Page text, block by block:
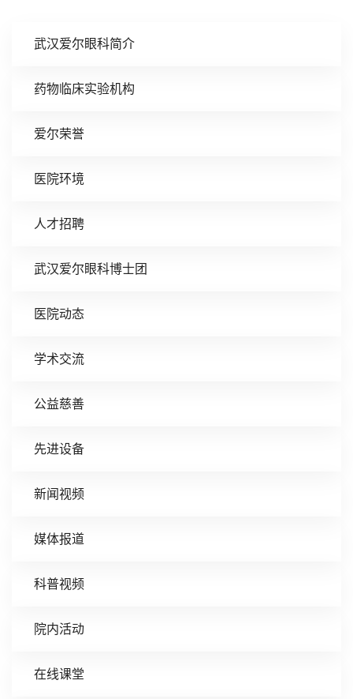
武汉爱尔眼科简介
药物临床实验机构
爱尔荣誉
医院环境
人才招聘
武汉爱尔眼科博士团
医院动态
学术交流
公益慈善
先进设备
新闻视频
媒体报道
科普视频
院内活动
在线课堂